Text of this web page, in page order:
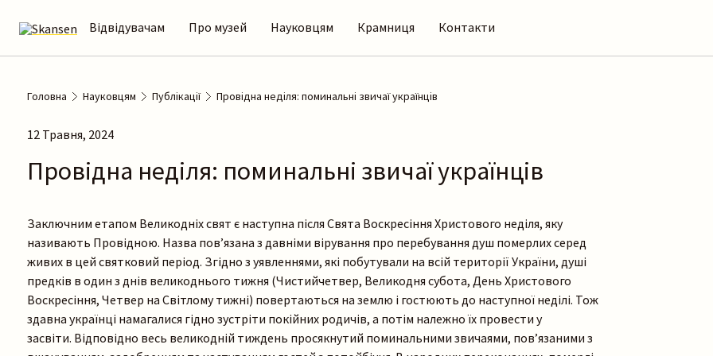
Відвідувачам Про музей Науковцям Крамниця Контакти
Головна Науковцям Публікації Провідна неділя: поминальні звичаї українців
12 Травня, 2024
Провідна неділя: поминальні звичаї українців
Заключним етапом Великодніх свят є наступна після Свята Воскресіння Христового неділя, яку
називають Провідною. Назва пов’язана з давніми вірування про перебування душ померлих серед
живих в цей святковий період. Згідно з уявленнями, які побутували на всій території України, душі
предків в один з днів великоднього тижня (Чистийчетвер, Великодня субота, День Христового
Воскресіння, Четвер на Світлому тижні) повертаються на землю і гостюють до наступної неділі. Тож
здавна українці намагалися гідно зустріти покійних родичів, а потім належно їх провести у
засвіти. Відповідно весь великодній тиждень просякнутий поминальними звичаями, пов’язаними з